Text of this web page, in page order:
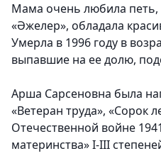
Мама очень любила петь,
«Әжелер», обладала
Умерла в 1996 году в
выпавшие на ее долю,
Арша Сарсеновна была
«Ветеран труда», «Сорок
Отечественной войне
материнства» I-III